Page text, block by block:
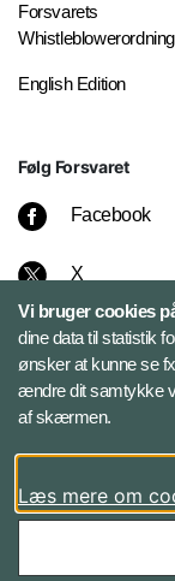
Forsvarets
Whistleblowerordning
English Edition
Følg Forsvaret
Facebook
X
Instagram
Bluesky
LinkedIn
Vi bruger cookies
dine data til statistik
ønsker at kunne se
ændre dit samtykke
af skærmen.
Læs mere om